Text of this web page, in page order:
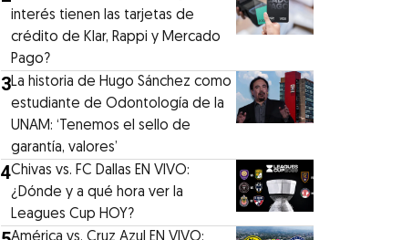
interés tienen las tarjetas de
crédito de Klar, Rappi y Mercado
Pago?
3La historia de Hugo Sánchez como
estudiante de Odontología de la
UNAM: ‘Tenemos el sello de
garantía, valores’
4Chivas vs. FC Dallas EN VIVO:
¿Dónde y a qué hora ver la
Leagues Cup HOY?